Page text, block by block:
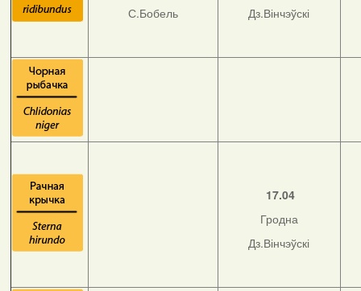
С.Бобель Дз.Вінчэўскі
17.04
Гродна
Дз.Вінчэўскі